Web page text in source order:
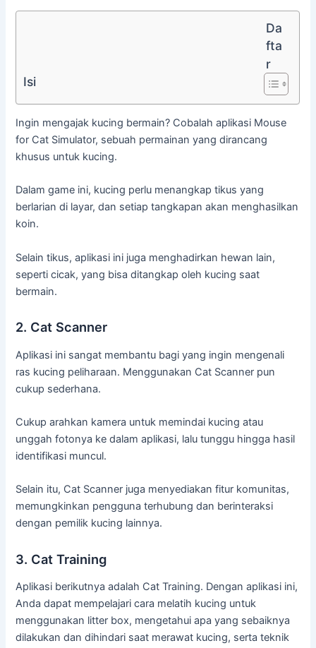
Da
fta
r
Isi
Ingin mengajak kucing bermain? Cobalah aplikasi Mouse
for Cat Simulator, sebuah permainan yang dirancang
khusus untuk kucing.
Dalam game ini, kucing perlu menangkap tikus yang
berlarian di layar, dan setiap tangkapan akan menghasilkan
koin.
Selain tikus, aplikasi ini juga menghadirkan hewan lain,
seperti cicak, yang bisa ditangkap oleh kucing saat
bermain.
2. Cat Scanner
Aplikasi ini sangat membantu bagi yang ingin mengenali
ras kucing peliharaan. Menggunakan Cat Scanner pun
cukup sederhana.
Cukup arahkan kamera untuk memindai kucing atau
unggah fotonya ke dalam aplikasi, lalu tunggu hingga hasil
identifikasi muncul.
Selain itu, Cat Scanner juga menyediakan fitur komunitas,
memungkinkan pengguna terhubung dan berinteraksi
dengan pemilik kucing lainnya.
3. Cat Training
Aplikasi berikutnya adalah Cat Training. Dengan aplikasi ini,
Anda dapat mempelajari cara melatih kucing untuk
menggunakan litter box, mengetahui apa yang sebaiknya
dilakukan dan dihindari saat merawat kucing, serta teknik